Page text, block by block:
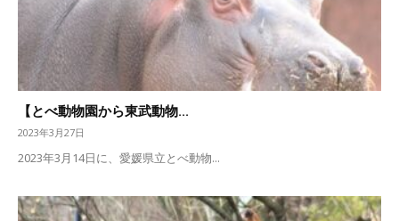
【とべ動物園から東武動物...
2023年3月27日
2023年3月14日に、愛媛県立とべ動物...